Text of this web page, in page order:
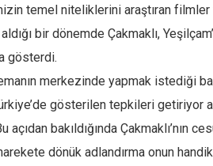
temel niteliklerini araştıran filmler
bir dönemde Çakmaklı,
gösterdi.
merkezinde yapmak istediği
gösterilen tepkileri getiriyor
bakıldığında Çakmaklı’nın
dönük adlandırma onun